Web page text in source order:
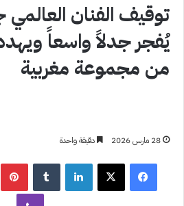
توقيف الفنان
يُفجر جدلاً واسعاً
من مجموعة مغربية
28 مارس 2026 دقيقة واحدة
فيسبوك‫X لينكدإن ‏Tumblr
ڤايبر